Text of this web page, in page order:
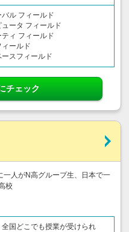
ル フィールド
ータ フィールド
ィ フィールド
ールド
スフィールド
チェック
一人がN高グループ生、日本で一
校
国どこでも授業が受けられ